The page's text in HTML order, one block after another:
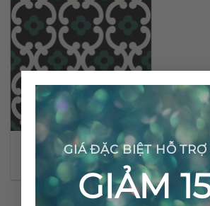
GIÁ ĐẶC BIỆT HỖ
GIẢM
Gạch bông cổ điển CTS
131.1